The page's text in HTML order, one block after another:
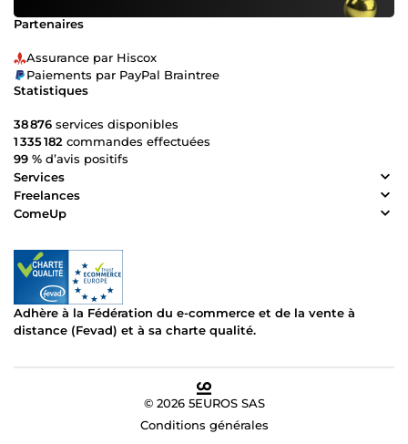
Partenaires
Assurance par Hiscox
Paiements par PayPal Braintree
Statistiques
38 876 services disponibles
1 335 182 commandes effectuées
99 % d’avis positifs
Services
Freelances
ComeUp
Adhère à la Fédération du e-commerce et de la vente à
distance (Fevad) et à sa charte qualité.
© 2026 5EUROS SAS
Conditions générales